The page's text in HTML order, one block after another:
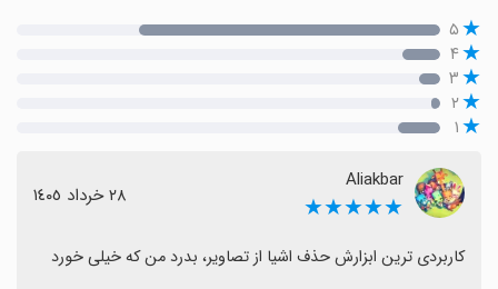
۵
۴
۳
۲
۱
Aliakbar
★★★★★ ٢٨ خرداد ١٤٠٥
کاربردی ترین ابزارش حذف اشیا از تصاویر، بدرد من که خیلی خورد